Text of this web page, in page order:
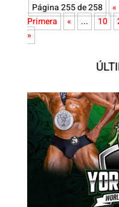
Página 255 de 258
«
Primera
« ... 10
»